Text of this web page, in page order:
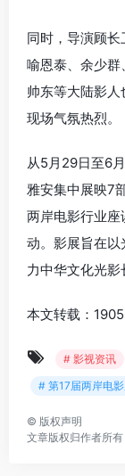
同时，导演顾
喻恩泰、余少
帅东等大陆影人
现场气氛热烈。
从5月29日至6
雅安集中展映7
两岸电影行业
动。影展旨在
力中华文化光影
本文转载：
# 影视资讯
# 第17届两岸电
© 版权声明
文章版权归作者所有